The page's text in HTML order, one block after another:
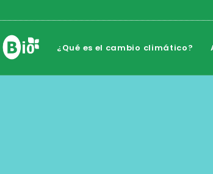
¿Qué es el cambio climático?